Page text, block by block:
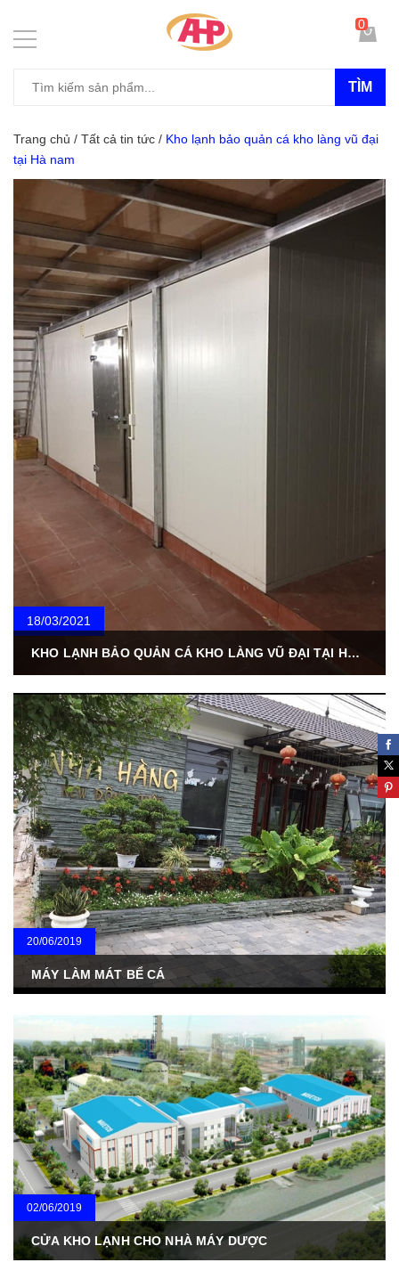
TÌM
0
Trang chủ / Tất cả tin tức / Kho lạnh bảo quản cá kho làng vũ đại
tại Hà nam
18/03/2021
KHO LẠNH BẢO QUẢN CÁ KHO LÀNG VŨ ĐẠI TẠI HÀ NAM
20/06/2019
MÁY LÀM MÁT BỂ CÁ
02/06/2019
CỬA KHO LẠNH CHO NHÀ MÁY DƯỢC